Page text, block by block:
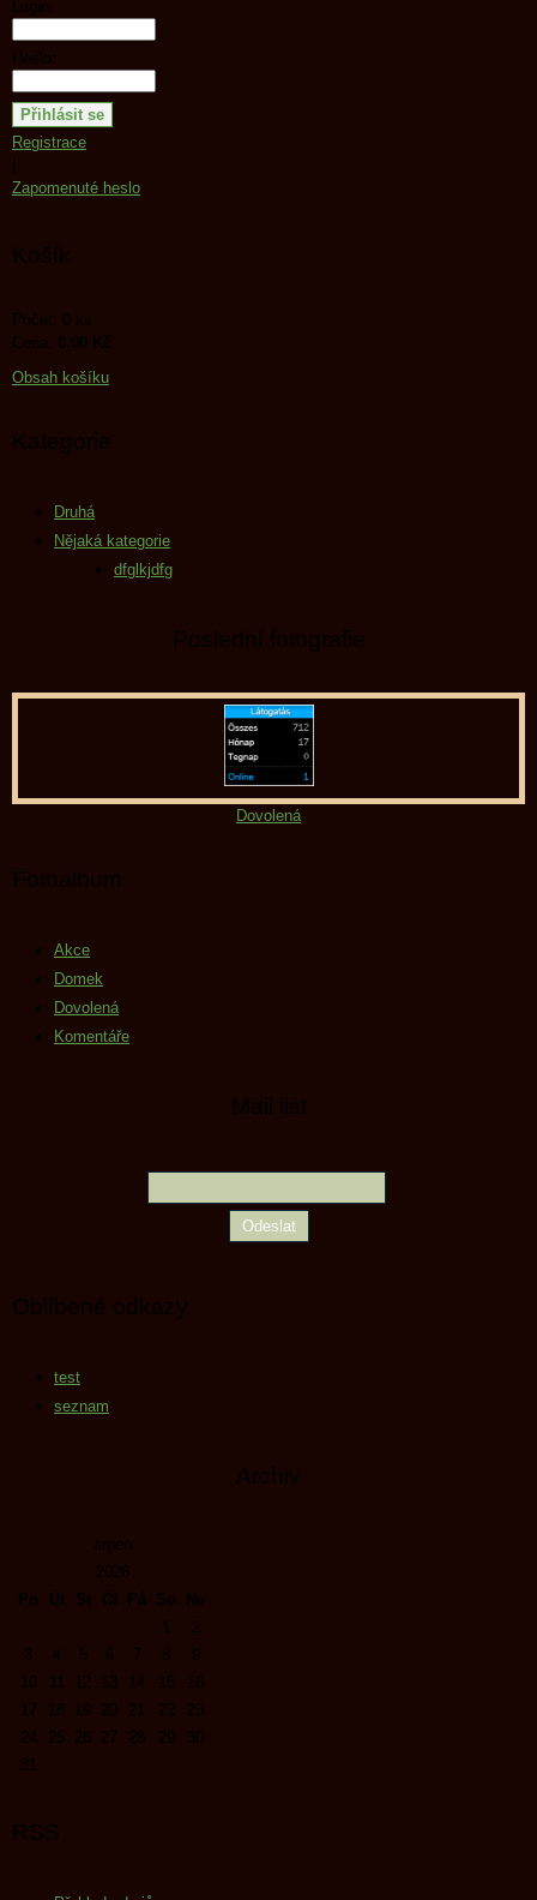
Login:
Heslo:
Registrace
Zapomenuté heslo
Košík
Počet: 0 ks
Cena:
0,00 Kč
Obsah košíku
Kategorie
Druhá
Nějaká kategorie
dfglkjdfg
Poslední fotografie
Dovolená
Fotoalbum
Akce
Domek
Dovolená
Komentáře
Mail list
Oblíbené odkazy
test
seznam
Archiv
srpen
2026
Po
Út St Čt Pá So
Ne
2
3
5 7 8
12 13 15
17
18 20 21 22
23
24
25 26 27 28 29
30
31
RSS